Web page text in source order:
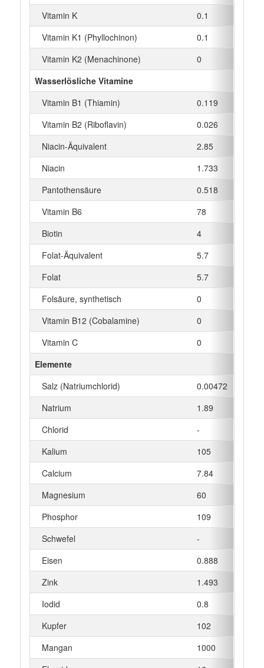
Vitamin K
0.1
Vitamin K1 (Phyllochinon)
0.1
Vitamin K2 (Menachinone)
0
Wasserlösliche Vitamine
Vitamin B1 (Thiamin)
0.119
Vitamin B2 (Riboflavin)
0.026
Niacin-Äquivalent
2.85
Niacin
1.733
Pantothensäure
0.518
Vitamin B6
78
Biotin
4
Folat-Äquivalent
5.7
Folat
5.7
Folsäure, synthetisch
0
Vitamin B12 (Cobalamine)
0
Vitamin C
0
Elemente
Salz (Natriumchlorid)
0.00472
Natrium
1.89
Chlorid
-
Kalium
105
Calcium
7.84
Magnesium
60
Phosphor
109
Schwefel
-
Eisen
0.888
Zink
1.493
Iodid
0.8
Kupfer
102
Mangan
1000